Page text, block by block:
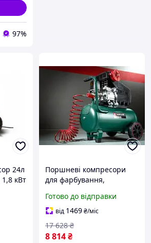
97%
24л
1,8 кВт
Поршневі компресори
для фарбування,
поршневий, Побутовий
компресор д Готово до
відправки
Готово до відправки
від 1469₴/міс
8 814₴
17 628 ₴